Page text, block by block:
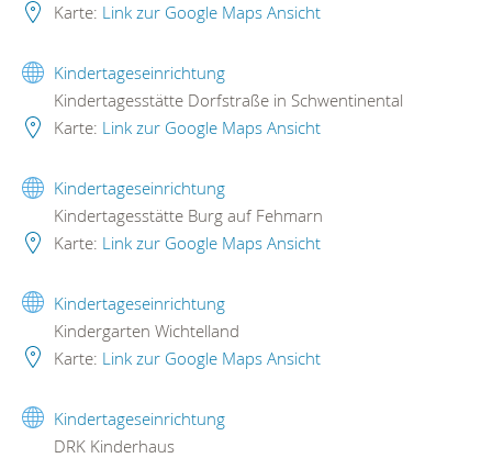
Karte: Link zur Google Maps Ansicht
Kindertageseinrichtung
Kindertagesstätte Dorfstraße in Schwentinental
Karte: Link zur Google Maps Ansicht
Kindertageseinrichtung
Kindertagesstätte Burg auf Fehmarn
Karte: Link zur Google Maps Ansicht
Kindertageseinrichtung
Kindergarten Wichtelland
Karte: Link zur Google Maps Ansicht
Kindertageseinrichtung
DRK Kinderhaus